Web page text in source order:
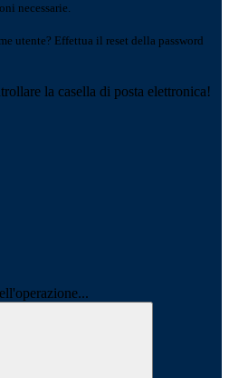
necessarie.
utente? Effettua il reset della password
la casella di posta elettronica!